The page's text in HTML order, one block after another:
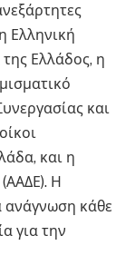
Ελληνική
Ελλάδος, η
και
και η
Η
ανάγνωση κάθε
για την